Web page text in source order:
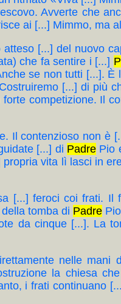
Avverte che
ai [...] Mimmo, ma
[...] del nuovo
che fa sentire i [...]
se non tutti [...].
[...] di più
competizione. Il
Il contenzioso non è
[...] di PadrePio
vita lì lasci in
[...] feroci coi frati.
tomba di Padre
da cinque [...]. La
nelle
la chiesa
i frati continuano